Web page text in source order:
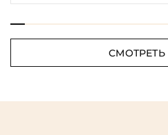
СМОТРЕТЬ